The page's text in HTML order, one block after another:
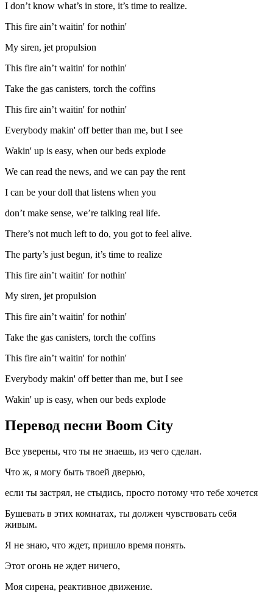
I don’t know what’s in store, it’s time to realize.
This fire ain’t waitin' for nothin'
My siren, jet propulsion
This fire ain’t waitin' for nothin'
Take the gas canisters, torch the coffins
This fire ain’t waitin' for nothin'
Everybody makin' off better than me, but I see
Wakin' up is easy, when our beds explode
We can read the news, and we can pay the rent
I can be your doll that listens when you
don’t make sense, we’re talking real life.
There’s not much left to do, you got to feel alive.
The party’s just begun, it’s time to realize
This fire ain’t waitin' for nothin'
My siren, jet propulsion
This fire ain’t waitin' for nothin'
Take the gas canisters, torch the coffins
This fire ain’t waitin' for nothin'
Everybody makin' off better than me, but I see
Wakin' up is easy, when our beds explode
Перевод песни Boom City
Все уверены, что ты не знаешь, из чего сделан.
Что ж, я могу быть твоей дверью,
если ты застрял, не стыдись, просто потому что тебе хочется
Бушевать в этих комнатах, ты должен чувствовать себя
живым.
Я не знаю, что ждет, пришло время понять.
Этот огонь не ждет ничего,
Моя сирена, реактивное движение.